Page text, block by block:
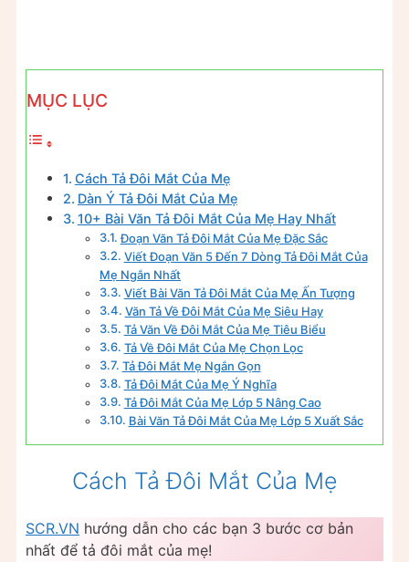
MỤC LỤC
Cách Tả Đôi Mắt Của Mẹ
Dàn Ý Tả Đôi Mắt Của Mẹ
10+ Bài Văn Tả Đôi Mắt Của Mẹ Hay Nhất
Đoạn Văn Tả Đôi Mắt Của Mẹ Đặc Sắc
Viết Đoạn Văn 5 Đến 7 Dòng Tả Đôi Mắt Của
Mẹ Ngắn Nhất
Viết Bài Văn Tả Đôi Mắt Của Mẹ Ấn Tượng
Văn Tả Về Đôi Mắt Của Mẹ Siêu Hay
Tả Văn Về Đôi Mắt Của Mẹ Tiêu Biểu
Tả Về Đôi Mắt Của Mẹ Chọn Lọc
Tả Đôi Mắt Mẹ Ngắn Gọn
Tả Đôi Mắt Của Mẹ Ý Nghĩa
Tả Đôi Mắt Của Mẹ Lớp 5 Nâng Cao
Bài Văn Tả Đôi Mắt Của Mẹ Lớp 5 Xuất Sắc
Cách Tả Đôi Mắt Của Mẹ
SCR.VN hướng dẫn cho các bạn 3 bước cơ bản
nhất để tả đôi mắt của mẹ!